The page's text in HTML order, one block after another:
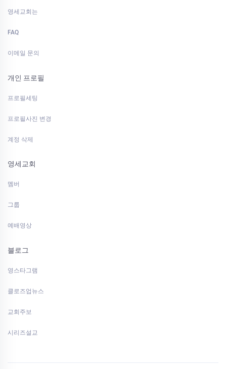
영세교회는
FAQ
이메일 문의
개인 프로필
프로필세팅
프로필사진 변경
계정 삭제
영세교회
멤버
그룹
예배영상
블로그
영스타그램
클로즈업뉴스
교회주보
시리즈설교